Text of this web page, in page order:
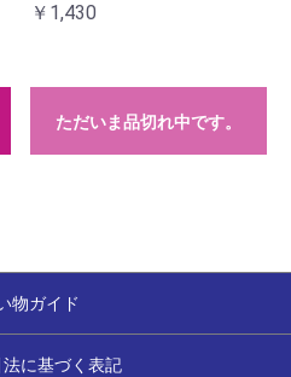
￥1,430
ただいま品切れ中です。
物ガイド
に基づく表記